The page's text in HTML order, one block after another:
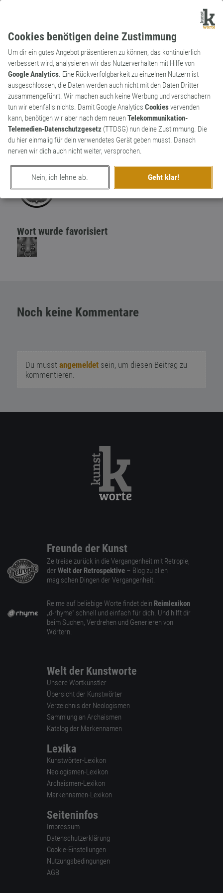
Cookies benötigen deine Zustimmung
Um dir ein gutes Angebot präsentieren zu können, das kontinuierlich
verbessert wird, analysieren wir das Nutzerverhalten mit Hilfe von
Google Analytics. Eine Rückverfolgbarkeit zu einzelnen Nutzern ist
ausgeschlossen, die Daten werden auch nicht mit den Daten Dritter
zusammengeführt. Wir machen auch keine Werbung und verschachern
tun wir ebenfalls nichts. Damit Google Analytics Cookiesvervenden
kann, benötigen wir aber nach dem neuenTelekommunikation-
Telemedien-Datenschutzgesetz (TTDSG) nun deine Zustimmung. Die
du hier einmalig für dein verwendetes Gerät geben musst. Danach
nerven wir dich auch nicht weiter, versprochen.
Nein, ich lehne ab. Geht klar!
Kunstwort
Substantiv
Pissionar
Fanatiker, der einen bekehren will, dass
man sich zum Pis... äh Pinkeln gefälligst
hinsetzt.
1
erschaffen von
DJ Paul Katz
am 15. Februar 2022
Wort wurde favorisiert
Noch keine Kommentare
Du musst angemeldetsein, um diesen Beitrag zu
kommentieren.
Freunde der Kunst
Zeitreise zurück in die Vergangenheit mit Retropie,
der Welt der Retrospektive – Blog zu allen
magischen Dingen der Vergangenheit.
Reime auf beliebige Worte findet dein Reimlexikon
„d-rhyme” schnell und einfach für dich. Und hilft dir
beim Suchen, Verdrehen und Generieren von
Wörtern.
Welt der Kunstworte
Unsere Wortkünstler
Übersicht der Kunstwörter
Verzeichnis der Neologismen
Sammlung an Archaismen
Katalog der Markennamen
Lexika
Kunstwörter-Lexikon
Neologismen-Lexikon
Archaismen-Lexikon
Markennamen-Lexikon
Seiteninfos
Impressum
Datenschutzerklärung
Cookie-Einstellungen
Nutzungsbedingungen
AGB